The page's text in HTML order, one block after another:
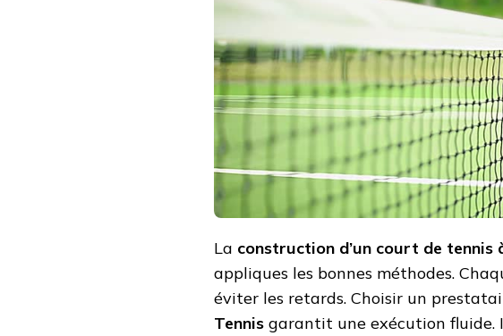
La construction d’un court de tennis
appliques les bonnes méthodes.
éviter les retards. Choisir un
Tennis garantit une exécution fluide.